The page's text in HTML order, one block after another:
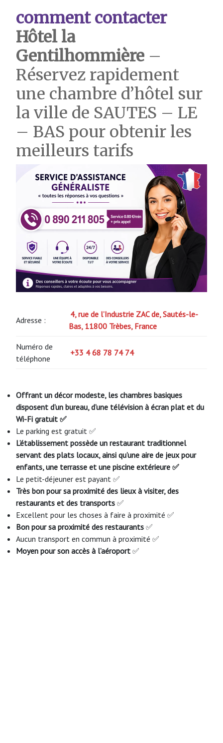
comment contacter
Hôtel la
Gentilhommière –
Réservez rapidement
une chambre d’hôtel sur
la ville de SAUTES – LE
– BAS pour obtenir les
meilleurs tarifs
Adresse :
4, rue de l’Industrie ZAC de, Sautés-le-
Bas, 11800 Trèbes, France
Numéro de
téléphone
+33 4 68 78 74 74
Offrant un décor modeste, les chambres basiques
disposent d’un bureau, d’une télévision à écran plat et du
Wi-Fi gratuit ✅
Le parking est gratuit ✅
L’établissement possède un restaurant traditionnel
servant des plats locaux, ainsi qu’une aire de jeux pour
enfants, une terrasse et une piscine extérieure ✅
Le petit-déjeuner est payant ✅
Très bon pour sa proximité des lieux à visiter, des
restaurants et des transports ✅
Excellent pour les choses à faire à proximité ✅
Bon pour sa proximité des restaurants ✅
Aucun transport en commun à proximité ✅
Moyen pour son accès à l’aéroport ✅